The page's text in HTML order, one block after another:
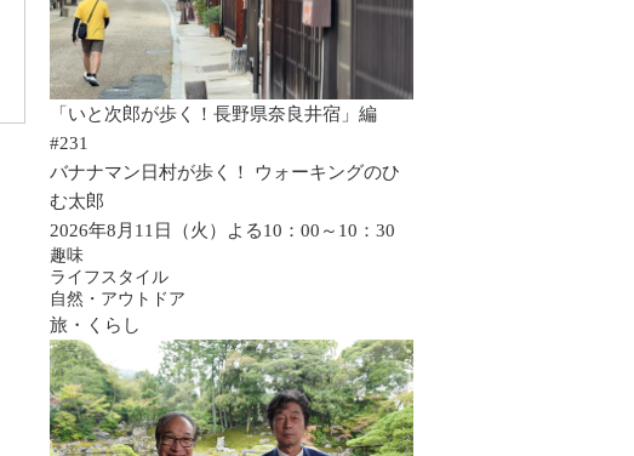
「いと次郎が歩く！長野県奈良井宿」編
#231
バナナマン日村が歩く！ ウォーキングのひ
む太郎
2026年8月11日（火）よる10：00～10：30
趣味
ライフスタイル
自然・アウトドア
旅・くらし